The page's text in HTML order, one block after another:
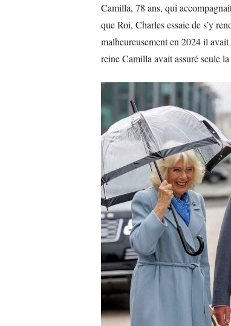
Camilla, 78 ans, qui
que Roi, Charles essaie de s’y
malheureusement en 2024 il
reine Camilla avait assuré seule